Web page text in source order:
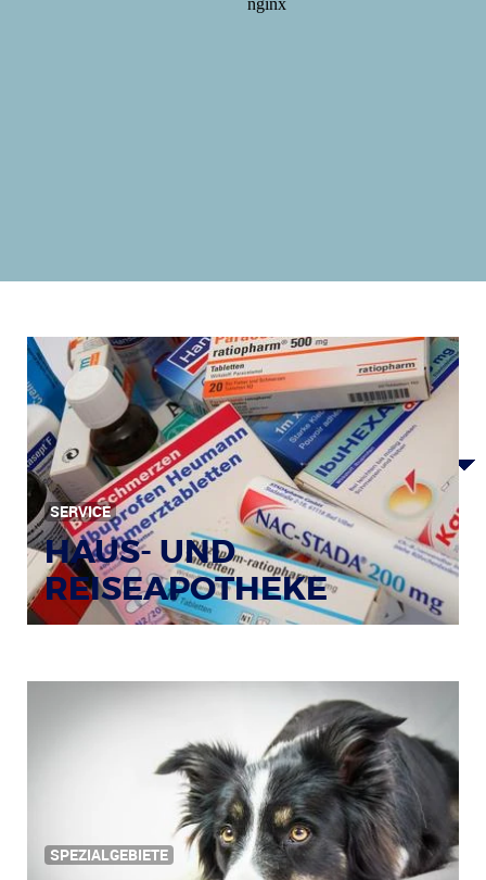
SERVICE
HAUS- UND
REISEAPOTHEKE
SPEZIALGEBIETE